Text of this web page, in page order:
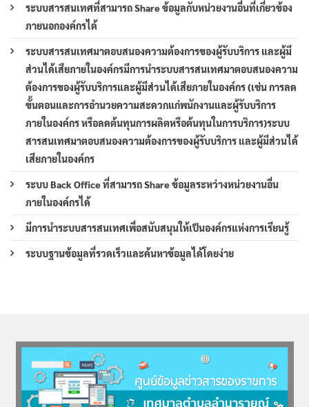
ระบบสารสนเทศที่สามารถ Share ข้อมูลกับหน่วยงานอื่นที่เกี่ยวข้อง
ภายนอกองค์กรได้
ระบบสารสนเทศมาตอบสนองความต้องการของผู้รับบริการ และผู้มี
ส่วนได้เสียภายในองค์กรมีการนำระบบสารสนเทศมาตอบสนองความ
ต้องการของผู้รับบริการและผู้มีส่วนได้เสียภายในองค์กร (เช่น การลด
ขั้นตอนและการอำนวยความสะดวกแก่พนักงานและผู้รับบริการ
ภายในองค์กร หรือลดต้นทุนการผลิตหรือต้นทุนในการบริการ)ระบบ
สารสนเทศมาตอบสนองความต้องการของผู้รับบริการ และผู้มีส่วนได้
เสียภายในองค์กร
ระบบ Back Office ที่สามารถ Share ข้อมูลระหว่างหน่วยงานอื่น
ภายในองค์กรได้
มีการนำระบบสารสนเทศเพื่อสนับสนุนให้เป็นองค์กรแห่งการเรียนรู้
ระบบฐานข้อมูลที่รวดเร็วและค้นหาข้อมูลได้โดยง่าย